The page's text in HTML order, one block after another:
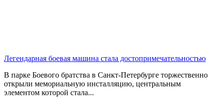
Легендарная боевая машина стала достопримечательностью
В парке Боевого братства в Санкт-Петербурге торжественно
открыли мемориальную инсталляцию, центральным
элементом которой стала...